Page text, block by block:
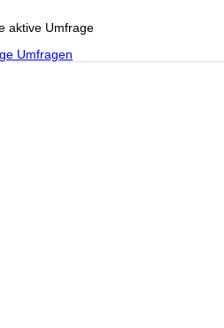
aktive Umfrage
Umfragen